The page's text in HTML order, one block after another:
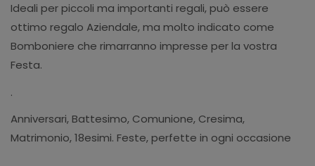
Ideali per piccoli ma importanti regali, può essere
ottimo regalo Aziendale, ma molto indicato come
Bomboniere che rimarranno impresse per la vostra
Festa.
.
Anniversari, Battesimo, Comunione, Cresima,
Matrimonio, 18esimi. Feste, perfette in ogni occasione